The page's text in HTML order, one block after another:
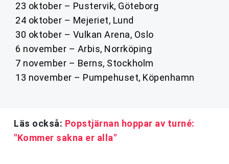
23 oktober – Pustervik, Göteborg
24 oktober – Mejeriet, Lund
30 oktober – Vulkan Arena, Oslo
6 november – Arbis, Norrköping
7 november – Berns, Stockholm
13 november – Pumpehuset, Köpenhamn
Läs också: Popstjärnan hoppar av turné:
"Kommer sakna er alla"